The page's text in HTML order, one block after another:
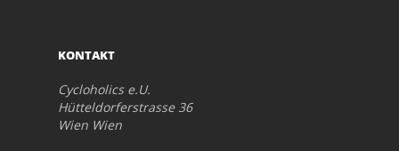
KONTAKT
Cycloholics e.U.
Hütteldorferstrasse 36
Wien Wien